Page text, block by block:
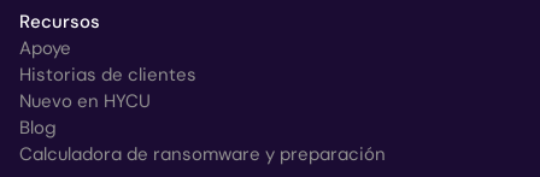
Recursos
Apoye
Historias de clientes
Nuevo en HYCU
Blog
Calculadora de ransomware y preparación